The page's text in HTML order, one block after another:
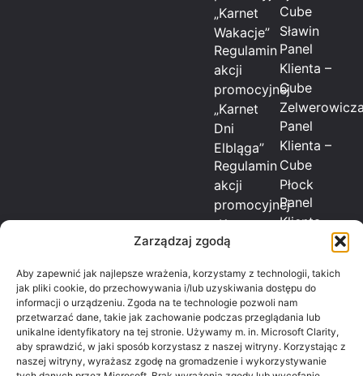
Zarządzaj zgodą
Aby zapewnić jak najlepsze wrażenia, korzystamy z technologii, takich
jak pliki cookie, do przechowywania i/lub uzyskiwania dostępu do
informacji o urządzeniu. Zgoda na te technologie pozwoli nam
przetwarzać dane, takie jak zachowanie podczas przeglądania lub
unikalne identyfikatory na tej stronie. Używamy m. in. Microsoft Clarity,
aby sprawdzić, w jaki sposób korzystasz z naszej witryny. Korzystając z
naszej witryny, wyrażasz zgodę na gromadzenie i wykorzystywanie
„Karnet
Wakacje”
Regulamin
akcji
promocyjnej
„Karnet
Dni
Elbląga”
Regulamin
akcji
promocyjnej
„Karnet
Lato”
Cube
Sławin
Panel
Klienta –
Cube
Panel
Klienta –
Cube
Płock
Panel
Klienta –
Panel
Klienta –
Cube
Sochaczew
Panel